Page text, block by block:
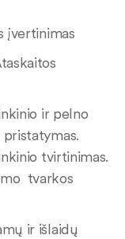
įvertinimas
ir pelno
tvirtinimas.
tvarkos
ir išlaidų